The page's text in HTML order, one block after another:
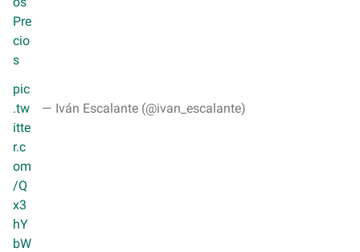
Pre
cio
s
pic
.tw
itte
r.c
om
/Q
x3
hY
bW
— Iván Escalante (@ivan_escalante)